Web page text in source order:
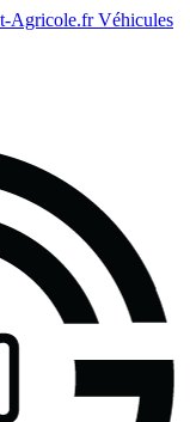
Agricole.frVéhicules